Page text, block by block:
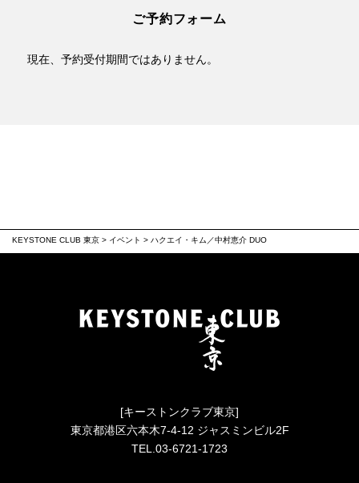
ご予約フォーム
現在、予約受付期間ではありません。
KEYSTONE CLUB 東京 > イベント > ハクエイ・キム／中村恵介 DUO
[キーストンクラブ東京]
東京都港区六本木7-4-12 ジャスミンビル2F
TEL.03-6721-1723